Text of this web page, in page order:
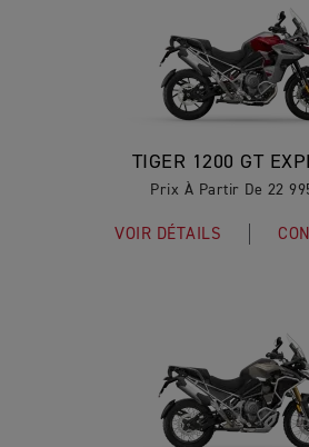
TIGER 1200 GT
Prix À Partir De 22
VOIR DÉTAILS